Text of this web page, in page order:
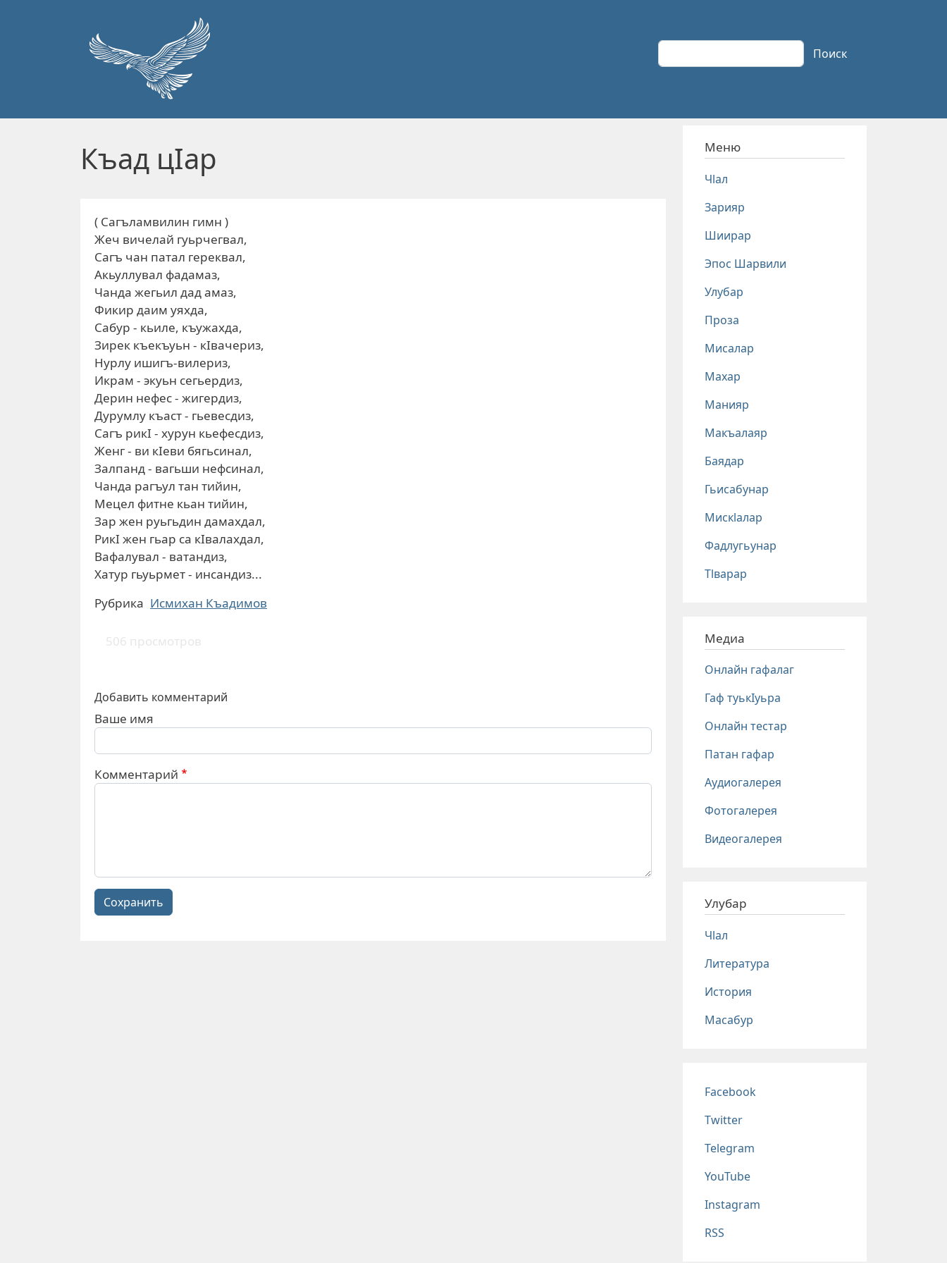
Поиск Поиск
Къад цIар
( Сагъламвилин гимн )
Жеч вичелай гуьрчегвал,
Сагъ чан патал гереквал,
Акьуллувал фадамаз,
Чанда жегьил дад амаз,
Фикир даим уяхда,
Сабур - кьиле, къужахда,
Зирек къекъуьн - кIвачериз,
Нурлу ишигъ-вилериз,
Икрам - экуьн сегьердиз,
Дерин нефес - жигердиз,
Дурумлу къаст - гьевесдиз,
Сагъ рикI - хурун кьефесдиз,
Женг - ви кIеви бягьсинал,
Залпанд - вагьши нефсинал,
Чанда рагъул тан тийин,
Мецел фитне кьан тийин,
Зар жен руьгьдин дамахдал,
РикI жен гьар са кIвалахдал,
Вафалувал - ватандиз,
Хатур гьуьрмет - инсандиз...
Рубрика Исмихан Къадимов
506 просмотров
Добавить комментарий
Ваше имя
Комментарий
Сохранить
Меню
Чlал
Зарияр
Шиирар
Эпос Шарвили
Улубар
Проза
Мисалар
Махар
Манияр
Макъалаяр
Баядар
Гьисабунар
Мискlалар
Фадлугьунар
Тlварар
Медиа
Онлайн гафалаг
Гаф туькIуьра
Онлайн тестар
Патан гафар
Аудиогалерея
Фотогалерея
Видеогалерея
Улубар
Чlал
Литература
История
Масабур
Соц сети
Facebook
Twitter
Telegram
YouTube
Instagram
RSS